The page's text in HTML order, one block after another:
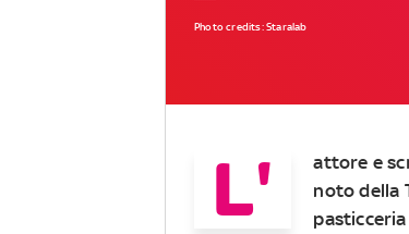
Photo credits: Staralab
L'
attore e
noto della